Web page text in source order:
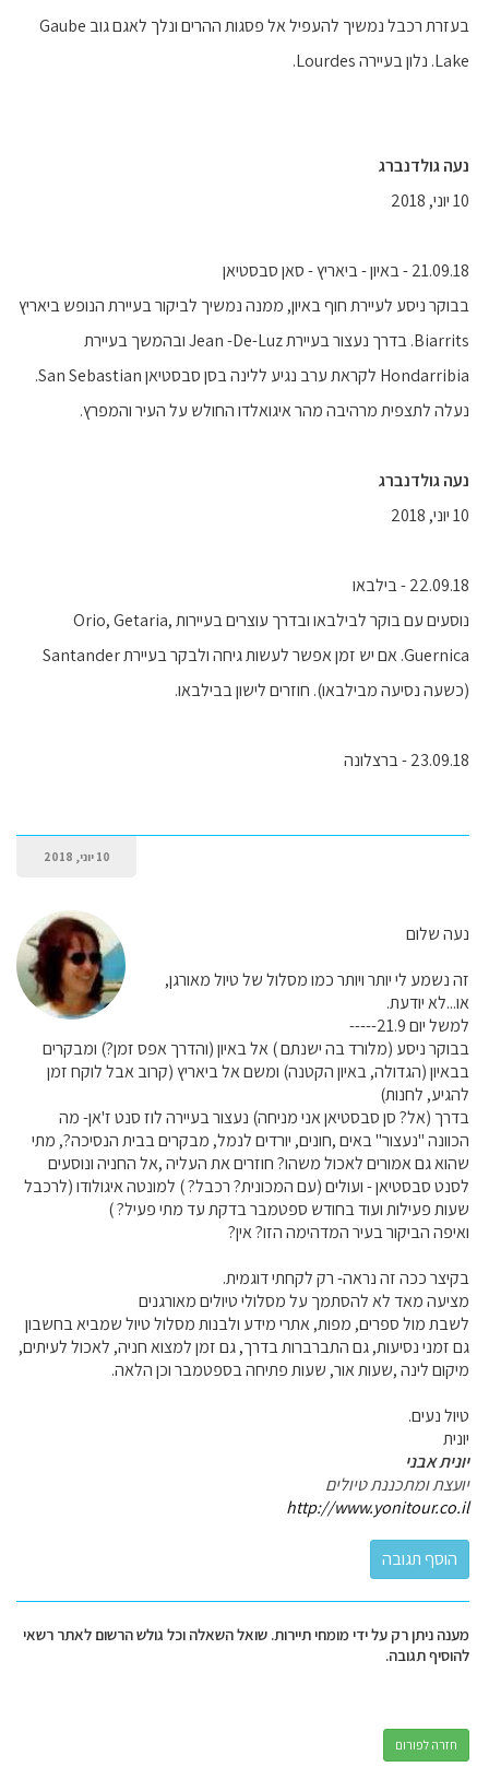
בעזרת רכבל נמשיך להעפיל אל פסגות ההרים ונלך לאגם גוב Gaube
Lake. נלון בעיירה Lourdes.
‫נעה גולדנברג
10 יוני, 2018
21.09.18 - באיון - ביאריץ - סאן סבסטיאן
בבוקר ניסע לעיירת חוף באיון, ממנה נמשיך לביקור בעיירת הנופש ביאריץ
Biarrits. בדרך נעצור בעיירת Jean -De-Luz ובהמשך בעיירת
Hondarribia לקראת ערב נגיע ללינה בסן סבסטיאן San Sebastian.
נעלה לתצפית מרהיבה מהר איגואלדו החולש על העיר והמפרץ.
‫נעה גולדנברג
10 יוני, 2018
22.09.18 - בילבאו
נוסעים עם בוקר לבילבאו ובדרך עוצרים בעיירות Orio, Getaria,
Guernica. אם יש זמן אפשר לעשות גיחה ולבקר בעיירת Santander
(כשעה נסיעה מבילבאו). חוזרים לישון בבילבאו.
23.09.18 - ברצלונה
10 יוני, 2018
נעה שלום
זה נשמע לי יותר ויותר כמו מסלול של טיול מאורגן,
או...לא יודעת.
למשל יום 21.9-----
בבוקר ניסע (מלורד בה ישנתם ) אל באיון (והדרך אפס זמן?) ומבקרים
בבאיון (הגדולה, באיון הקטנה) ומשם אל ביאריץ (קרוב אבל לוקח זמן
להגיע, לחנות)
בדרך (אל? סן סבסטיאן אני מניחה) נעצור בעיירה לוז סנט ז'אן- מה
הכוונה "נעצור" באים ,חונים, יורדים לנמל, מבקרים בבית הנסיכה?, מתי
שהוא גם אמורים לאכול משהו? חוזרים את העליה ,אל החניה ונוסעים
לסנט סבסטיאן - ועולים (עם המכונית? רכבל? ) למונטה איגולודו (לרכבל
שעות פעילות ועוד בחודש ספטמבר בדקת עד מתי פעיל? )
ואיפה הביקור בעיר המדהימה הזו? אין?
בקיצר ככה זה נראה- רק לקחתי דוגמית.
מציעה מאד לא להסתמך על מסלולי טיולים מאורגנים
לשבת מול ספרים, מפות, אתרי מידע ולבנות מסלול טיול שמביא בחשבון
גם זמני נסיעות, גם התברברות בדרך, גם זמן למצוא חניה, לאכול לעיתים,
מיקום לינה ,שעות אור, שעות פתיחה בספטמבר וכן הלאה.
טיול נעים.
יונית
יונית אבני
יועצת ומתכננת טיולים
http://www.yonitour.co.il
מענה ניתן רק על ידי מומחי תיירות. שואל השאלה וכל גולש הרשום לאתר רשאי
להוסיף תגובה.
חזרה לפורום